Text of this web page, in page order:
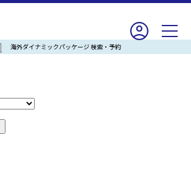
海外ダイナミックパッケージ 検索・予約